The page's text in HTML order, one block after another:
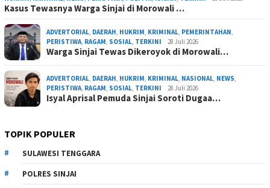
Kasus Tewasnya Warga Sinjai di Morowali …
ADVERTORIAL DAERAH HUKRIM KRIMINAL PEMERINTAHAN
PERISTIWA RAGAM SOSIAL TERKINI 28 Juli 2026
Warga Sinjai Tewas Dikeroyok di Morowali…
ADVERTORIAL DAERAH HUKRIM KRIMINAL NASIONAL NEWS
PERISTIWA RAGAM SOSIAL TERKINI 28 Juli 2026
Isyal Aprisal Pemuda Sinjai Soroti Dugaa…
TOPIK POPULER
SULAWESI TENGGARA
POLRES SINJAI